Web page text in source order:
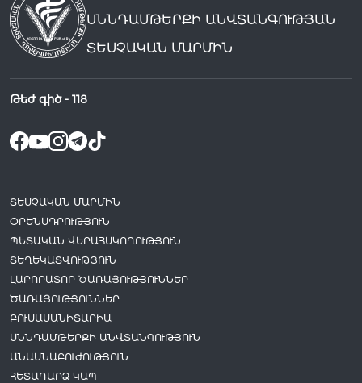
ՍՆՆԴԱՄԹԵՐՔԻ ԱՆՎՏԱՆԳՈՒԹՅԱՆ
ՏԵՍՉԱԿԱՆ ՄԱՐՄԻՆ
Թեժ գիծ - 118
ՏԵՍՉԱԿԱՆ ՄԱՐՄԻՆ
ՕՐԵՆՍԴՐՈՒԹՅՈՒՆ
ՊԵՏԱԿԱՆ ՎԵՐԱՀՍԿՈՂՈՒԹՅՈՒՆ
ՏԵՂԵԿԱՏՎՈՒԹՅՈՒՆ
ԼԱԲՈՐԱՏՈՐ ԾԱՌԱՅՈՒԹՅՈՒՆՆԵՐ
ԾԱՌԱՅՈՒԹՅՈՒՆՆԵՐ
ԲՈՒՍԱՍԱՆԻՏԱՐԻԱ
ՍՆՆԴԱՄԹԵՐՔԻ ԱՆՎՏԱՆԳՈՒԹՅՈՒՆ
ԱՆԱՍՆԱԲՈՒԺՈՒԹՅՈՒՆ
ՀԵՏԱԴԱՐՁ ԿԱՊ